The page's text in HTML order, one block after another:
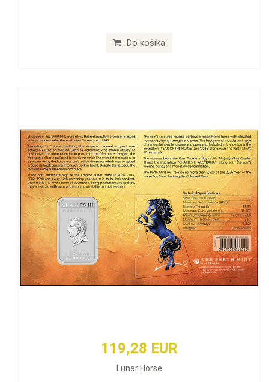
Do košíka
119,28 EUR
Lunar Horse